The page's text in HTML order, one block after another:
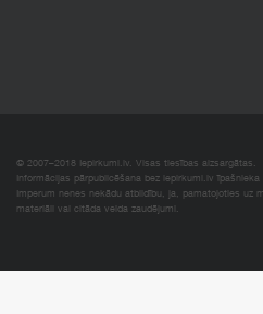
© 2007–2018 Iepirkumi.lv. Visas tiesības aizsargātas.
Informācijas pārpublicēšana bez iepirkumi.lv
Imperum nenes nekādu atbildību, ja, pamatojoties uz
materiāli vai citāda veida zaudējumi.